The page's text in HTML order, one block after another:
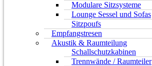
Modulare Sitzsysteme
Lounge Sessel und Sofas
Sitzpoufs
Empfangstresen
Akustik & Raumteilung
Schallschutzkabinen
Trennwände / Raumteiler